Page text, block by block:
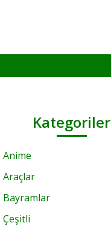
Kategoriler
Anime
Araçlar
Bayramlar
Çeşitli